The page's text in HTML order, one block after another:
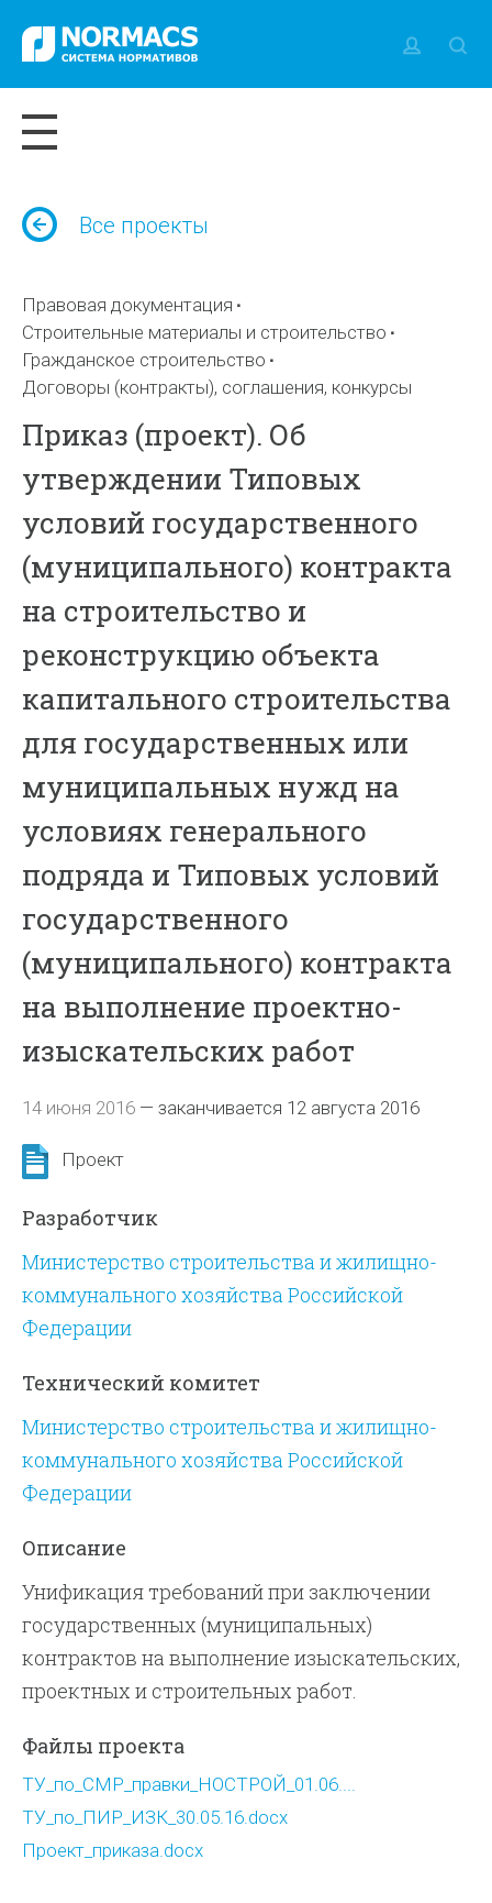
Все проекты
Правовая документация
Строительные материалы и строительство
Гражданское строительство
Договоры (контракты), соглашения, конкурсы
Приказ (проект). Об
утверждении Типовых
условий государственного
(муниципального) контракта
на строительство и
реконструкцию объекта
капитального строительства
для государственных или
муниципальных нужд на
условиях генерального
подряда и Типовых условий
государственного
(муниципального) контракта
на выполнение проектно-
изыскательских работ
14 июня 2016 —заканчивается 12 августа 2016
Проект
Разработчик
Министерство строительства и жилищно-
коммунального хозяйства Российской
Федерации
Технический комитет
Министерство строительства и жилищно-
коммунального хозяйства Российской
Федерации
Описание
Унификация требований при заключении
государственных (муниципальных)
контрактов на выполнение изыскательских,
проектных и строительных работ.
Файлы проекта
ТУ_по_СМР_правки_НОСТРОЙ_01.06....
ТУ_по_ПИР_ИЗК_30.05.16.docx
Проект_приказа.docx